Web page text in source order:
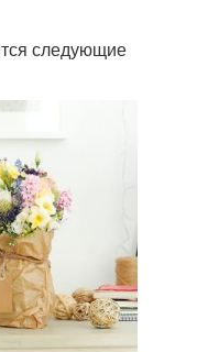
следующие